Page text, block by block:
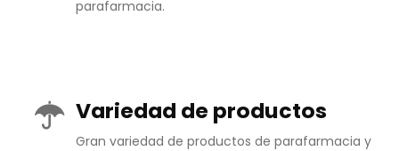
parafarmacia.
Variedad de productos
Gran variedad de productos de parafarmacia y